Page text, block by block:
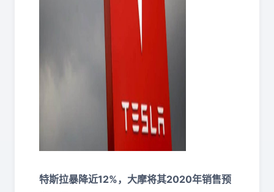
特斯拉暴降近12%，大摩将其2020年销售预